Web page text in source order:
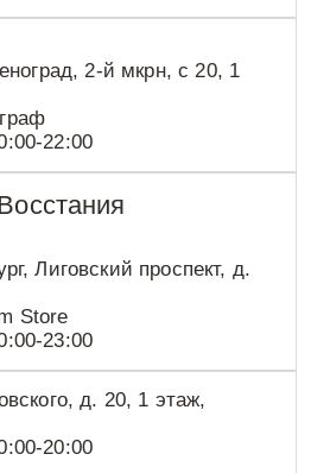
2-й мкрн, с 20, 1
22:00
Лиговский проспект, д.
Store
23:00
д. 20, 1 этаж,
20:00